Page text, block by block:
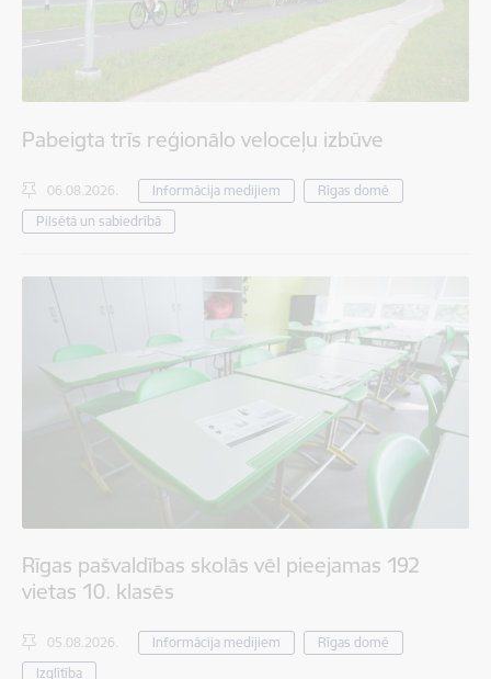
Pabeigta trīs reģionālo veloceļu izbūve
06.08.2026. Informācija medijiem
Rīgas domē
Pilsētā un sabiedrībā
Rīgas pašvaldības skolās vēl pieejamas 192
vietas 10. klasēs
05.08.2026. Informācija medijiem
Rīgas domē
Izglītība